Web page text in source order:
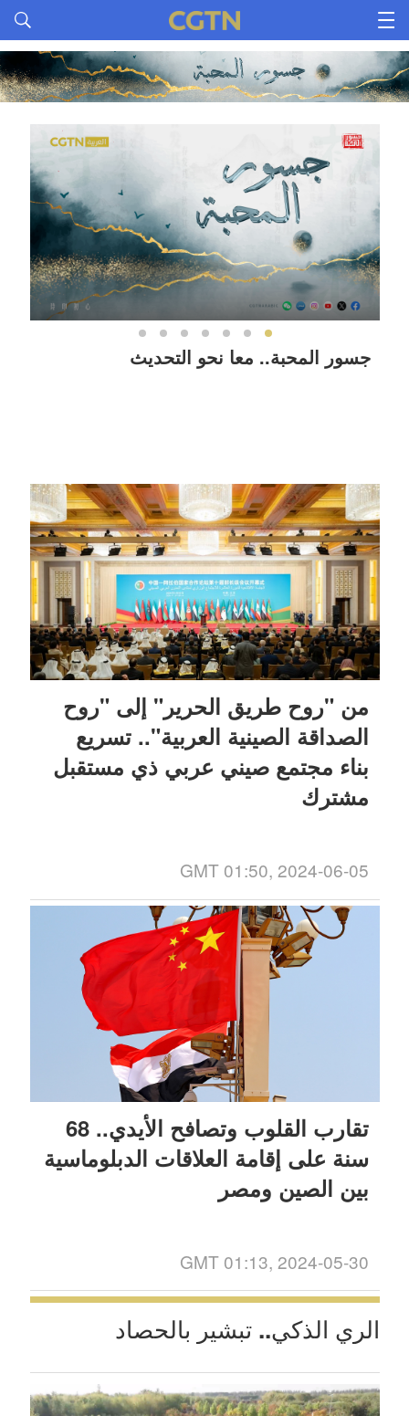
جسور المحبة.. معا نحو التحديث
من "روح طريق الحرير" إلى "روح
الصداقة الصينية العربية".. تسريع
بناء مجتمع صيني عربي ذي مستقبل
مشترك
GMT 01:50, 2024-06-05
تقارب القلوب وتصافح الأيدي.. 68
سنة على إقامة العلاقات الدبلوماسية
بين الصين ومصر
GMT 01:13, 2024-05-30
الري الذكي.. تبشير بالحصاد